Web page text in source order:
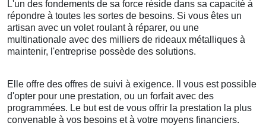
L'un des fondements de sa force réside dans sa capacité à
répondre à toutes les sortes de besoins. Si vous êtes un
artisan avec un volet roulant à réparer, ou une
multinationale avec des milliers de rideaux métalliques à
maintenir, l'entreprise possède des solutions.
Elle offre des offres de suivi à exigence. Il vous est possible
d'opter pour une prestation, ou un forfait avec des
programmées. Le but est de vous offrir la prestation la plus
convenable à vos besoins et à votre moyens financiers.